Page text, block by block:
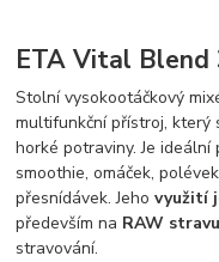
ETA Vital
Stolní vysokootáčkový
multifunkční přístroj, který
horké potraviny. Je
smoothie, omáček,
přesnídávek. Jehovyužití
především na RAW
stravování.